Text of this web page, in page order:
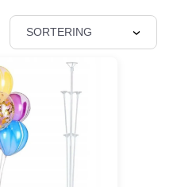
SORTERING